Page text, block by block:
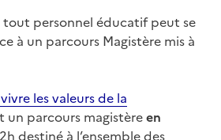
personnel éducatif peut se
à un parcours Magistère mis à
les valeurs de la
un parcours magistèreen
destiné à l’ensemble des